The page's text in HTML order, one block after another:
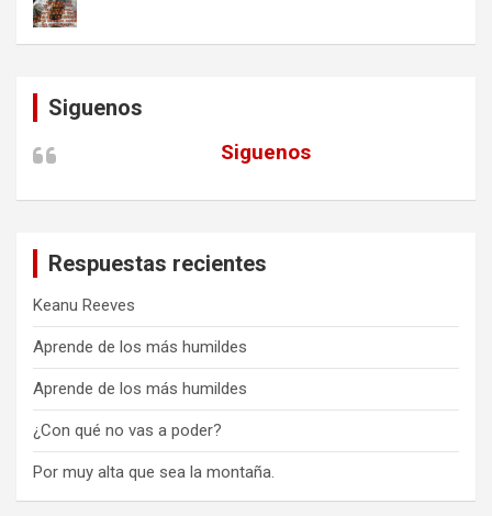
Siguenos
Siguenos
Respuestas recientes
Keanu Reeves
Aprende de los más humildes
Aprende de los más humildes
¿Con qué no vas a poder?
Por muy alta que sea la montaña.